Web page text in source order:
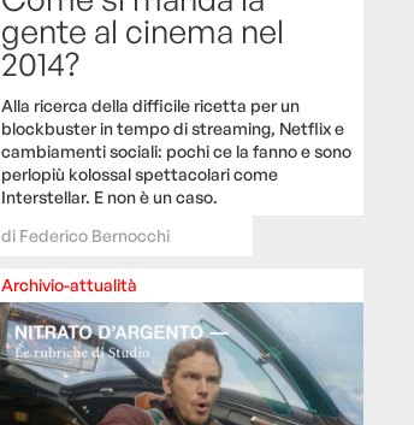
gente al cinema nel
2014?
Alla ricerca della difficile ricetta per un
blockbuster in tempo di streaming, Netflix e
cambiamenti sociali: pochi ce la fanno e sono
perlopiù kolossal spettacolari come
Interstellar. E non è un caso.
di Federico Bernocchi
Archivio-attualità